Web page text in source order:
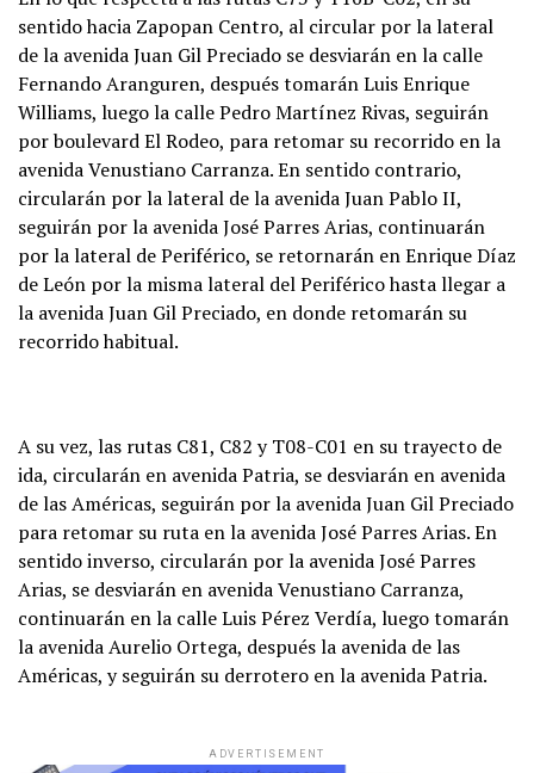
sentido hacia Zapopan Centro, al circular por la lateral
de la avenida Juan Gil Preciado se desviarán en la calle
Fernando Aranguren, después tomarán Luis Enrique
Williams, luego la calle Pedro Martínez Rivas, seguirán
por boulevard El Rodeo, para retomar su recorrido en la
avenida Venustiano Carranza. En sentido contrario,
circularán por la lateral de la avenida Juan Pablo II,
seguirán por la avenida José Parres Arias, continuarán
por la lateral de Periférico, se retornarán en Enrique Díaz
de León por la misma lateral del Periférico hasta llegar a
la avenida Juan Gil Preciado, en donde retomarán su
recorrido habitual.
A su vez, las rutas C81, C82 y T08-C01 en su trayecto de
ida, circularán en avenida Patria, se desviarán en avenida
de las Américas, seguirán por la avenida Juan Gil Preciado
para retomar su ruta en la avenida José Parres Arias. En
sentido inverso, circularán por la avenida José Parres
Arias, se desviarán en avenida Venustiano Carranza,
continuarán en la calle Luis Pérez Verdía, luego tomarán
la avenida Aurelio Ortega, después la avenida de las
Américas, y seguirán su derrotero en la avenida Patria.
ADVERTISEMENT